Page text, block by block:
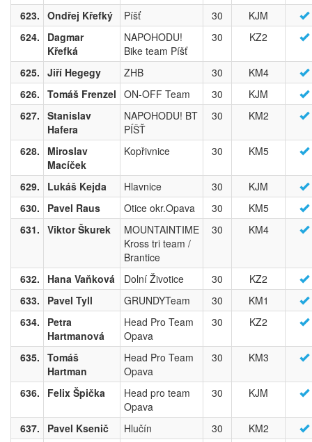
623. Ondřej Křefký Píšť 30
KJM
624.
Dagmar
Křefká
NAPOHODU!
Bike team Píšť
30 KZ2
625. Jiří Hegegy ZHB 30
KM4
626. Tomáš Frenzel ON-OFF Team 30
KJM
627. Stanislav
Hafera
NAPOHODU! BT
PÍŠŤ
30 KM2
628.
Miroslav
Macíček
Kopřivnice 30 KM5
629. Lukáš Kejda Hlavnice 30
KJM
630.
Pavel Raus Otice okr.Opava 30
KM5
631. Viktor Škurek
MOUNTAINTIME
Kross tri team /
Brantice
30 KM4
632. Hana Vaňková Dolní Životice 30
KZ2
633.
Pavel Tyll GRUNDYTeam 30
KM1
634.
Petra
Hartmanová
Head Pro Team
Opava
30 KZ2
635. Tomáš
Hartman
Head Pro Team
Opava
30 KM3
636. Felix Špička
Head pro team
Opava
30 KJM
637. Pavel Ksenič Hlučín 30
KM2